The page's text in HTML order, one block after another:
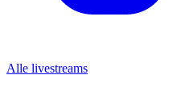
Alle livestreams